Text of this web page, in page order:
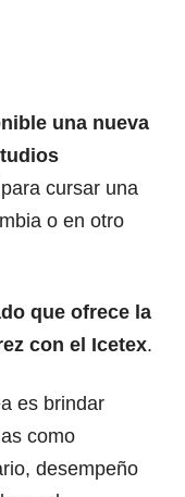
una nueva
cursar una
o en otro
que ofrece la
con el Icetex.
es brindar
como
desempeño